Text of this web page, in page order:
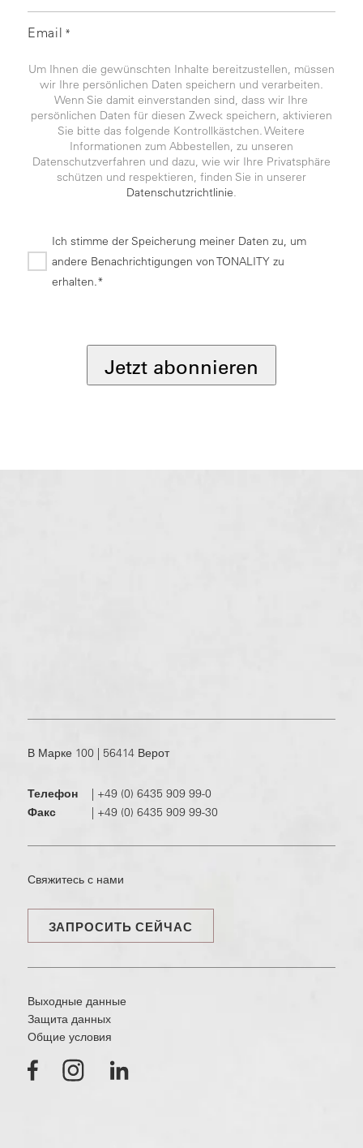
Email *
Um Ihnen die gewünschten Inhalte bereitzustellen, müssen
wir Ihre persönlichen Daten speichern und verarbeiten.
Wenn Sie damit einverstanden sind, dass wir Ihre
persönlichen Daten für diesen Zweck speichern, aktivieren
Sie bitte das folgende Kontrollkästchen. Weitere
Informationen zum Abbestellen, zu unseren
Datenschutzverfahren und dazu, wie wir Ihre Privatsphäre
schützen und respektieren, finden Sie in unserer
Datenschutzrichtlinie.
Ich stimme der Speicherung meiner Daten zu, um
andere Benachrichtigungen von TONALITY zu
erhalten.*
Jetzt abonnieren
В Марке 100 | 56414 Верот
Телефон
+49 (0) 6435 909 99-0
Факс
+49 (0) 6435 909 99-30
Свяжитесь с нами
ЗАПРОСИТЬ СЕЙЧАС
Выходные данные
Защита данных
Общие условия